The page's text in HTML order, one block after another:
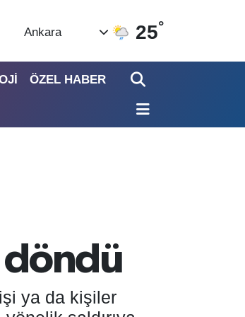
Ankara 25°
ÖZEL HABER
döndü
ya da kişiler